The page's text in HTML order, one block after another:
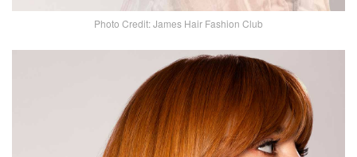
Photo Credit: James Hair Fashion Club